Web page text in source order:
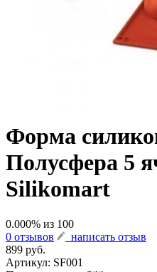
Форма
Полусфера 5
Silikomart
0.000% из 100
0 отзывов
написать отзыв
899 руб.
Артикул: SF001